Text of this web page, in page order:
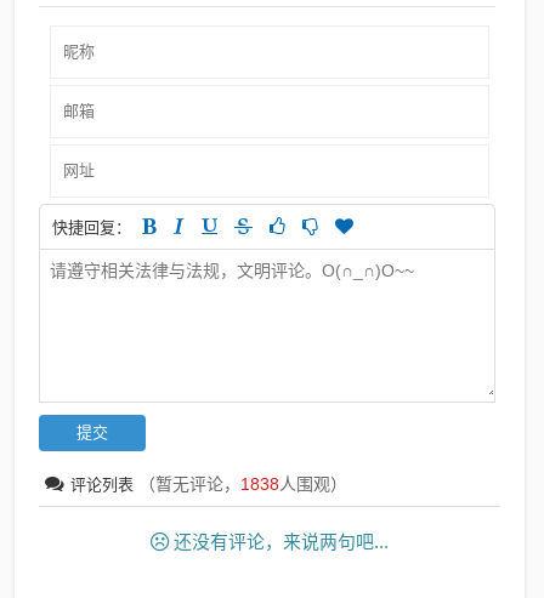
快捷回复：
评论列表 （暂无评论， 1838人围观）
还没有评论，来说两句吧...